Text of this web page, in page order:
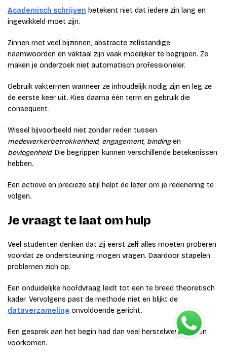
Academisch schrijven betekent niet dat iedere zin lang en
ingewikkeld moet zijn.
Zinnen met veel bijzinnen, abstracte zelfstandige
naamwoorden en vaktaal zijn vaak moeilijker te begrijpen. Ze
maken je onderzoek niet automatisch professioneler.
Gebruik vaktermen wanneer ze inhoudelijk nodig zijn en leg ze
de eerste keer uit. Kies daarna één term en gebruik die
consequent.
Wissel bijvoorbeeld niet zonder reden tussen
medewerkerbetrokkenheid, engagement, bindingen
bevlogenheid. Die begrippen kunnen verschillende betekenissen
hebben.
Een actieve en precieze stijl helpt de lezer om je redenering te
volgen.
Je vraagt te laat om hulp
Veel studenten denken dat zij eerst zelf alles moeten proberen
voordat ze ondersteuning mogen vragen. Daardoor stapelen
problemen zich op.
Een onduidelijke hoofdvraag leidt tot een te breed theoretisch
kader. Vervolgens past de methode niet en blijkt de
dataverzameling onvoldoende gericht.
Een gesprek aan het begin had dan veel herstelwerk kunnen
voorkomen.